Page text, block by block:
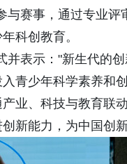
与赛事，通过专业
科创教育。
并表示："新生代的
青少年科学素养和
业、科技与教育联
新能力，为中国创